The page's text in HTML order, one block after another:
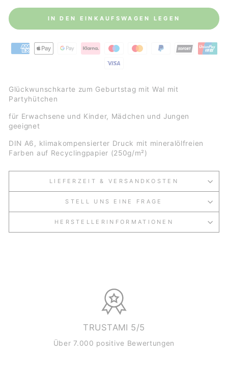
IN DEN EINKAUFSWAGEN LEGEN
Glückwunschkarte zum Geburtstag mit Wal mit
Partyhütchen
für Erwachsene und Kinder, Mädchen und Jungen
geeignet
DIN A6, klimakompensierter Druck mit mineralölfreien
Farben auf Recyclingpapier (250g/m²)
LIEFERZEIT & VERSANDKOSTEN
STELL UNS EINE FRAGE
HERSTELLERINFORMATIONEN
TRUSTAMI 5/5
Über 7.000 positive Bewertungen